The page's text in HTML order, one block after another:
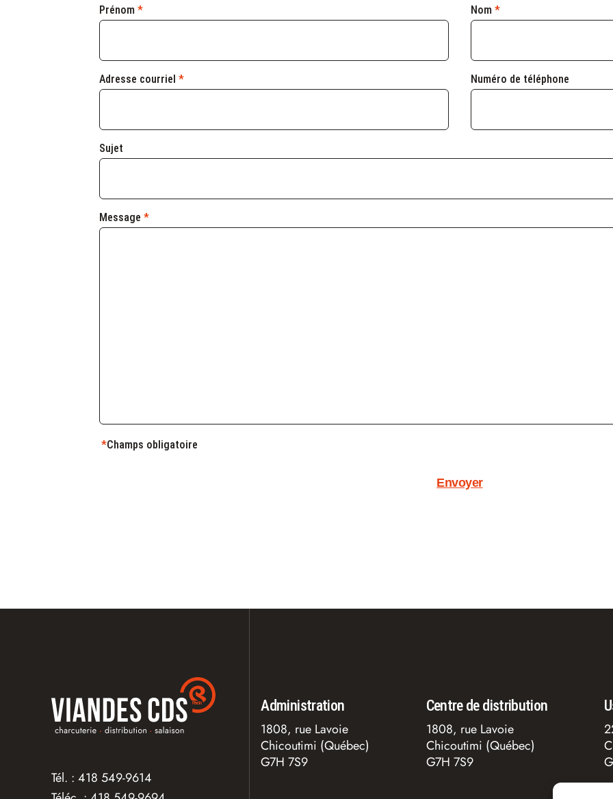
Prénom * Nom *
Adresse courriel * Numéro de téléphone
Sujet
Message *
*Champs obligatoire
Tél. : 418 549-9614
Administration
1808, rue Lavoie
Chicoutimi (Québec)
G7H 7S9
Centre de distribution
1808, rue Lavoie
Chicoutimi (Québec)
G7H 7S9